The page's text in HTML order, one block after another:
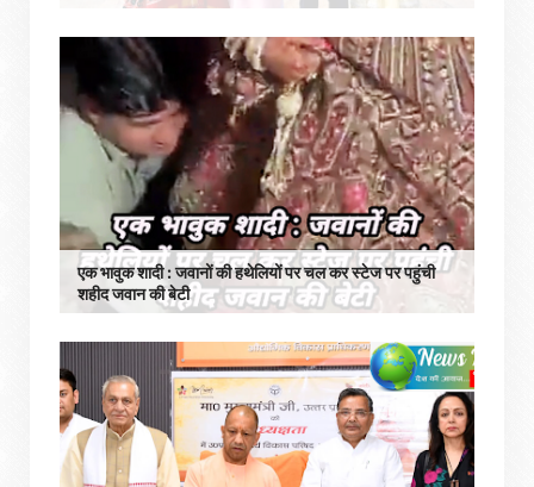
एक भावुक शादी : जवानों की हथेलियों पर चल कर स्टेज पर पहुंची
शहीद जवान की बेटी